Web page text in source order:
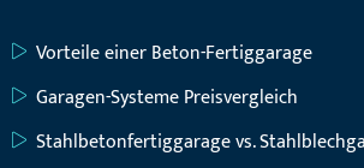
Vorteile einer Beton-Fertiggarage
Garagen-Systeme Preisvergleich
Stahlbetonfertiggarage vs.